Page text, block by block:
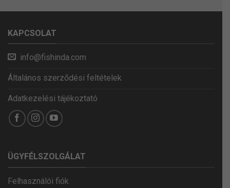
KAPCSOLAT
info@fishinda.com
Általános szerződési feltételek
Adatkezelési tájékoztató
ÜGYFÉLSZOLGÁLAT
Felhasználói fiók